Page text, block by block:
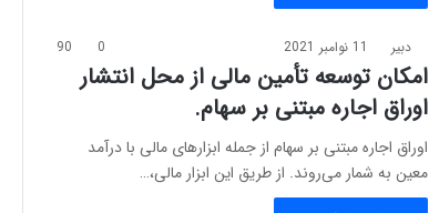
دبیر 11 نوامبر 2021 0
90
امکان توسعه تأمین مالی از محل انتشار
اوراق اجاره مبتنی بر سهام.
اوراق اجاره مبتنی بر سهام از جمله ابزارهای مالی با درآمد
معین به شمار می‌روند. از طریق این ابزار مالی،…